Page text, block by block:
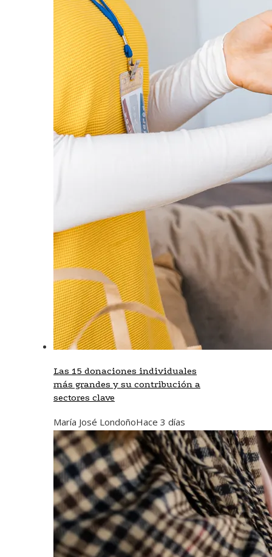
Las 15 donaciones individuales
más grandes y su contribución a
sectores clave
María José LondoñoHace 3 días